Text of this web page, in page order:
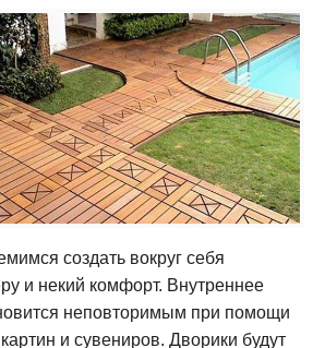
создать вокруг себя
и некий комфорт. Внутреннее
неповторимым при помощи
и сувениров. Дворики будут